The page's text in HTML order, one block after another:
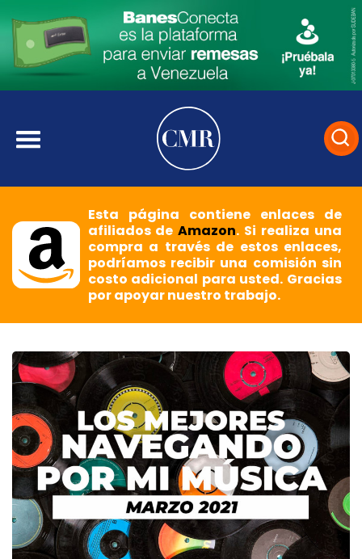
Esta página contiene enlaces de
afiliados deAmazon. Si realiza una
compra a través de estos enlaces,
podríamos recibir una comisión sin
costo adicional para usted. Gracias
por apoyar nuestro trabajo.